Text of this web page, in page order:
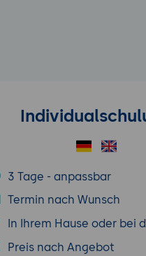
3 Tage - anpassbar
Termin nach Wunsch
In Ihrem Hause oder bei
Preis nach Angebot